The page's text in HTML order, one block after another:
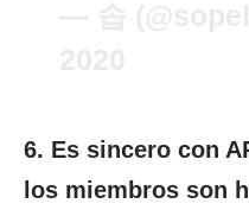
6. Es sincero con
los miembros son